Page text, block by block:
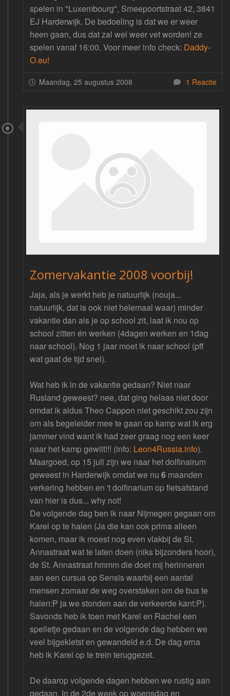
spelen in "Luxembourg", Smeepoortstraat 42, 3841
EJ Harderwijk. De bedoeling is dat we er weer
heen gaan, dus dat zal wel weer vet worden! ze
spelen vanaf 16:00. Voor meer info check: Daddy-
O.eu!
Maandag, 25 augustus 2008 1 Reactie
Zomervakantie 2008 voorbij!
Jaja, als je werkt heb je natuurlijk (nouja...
natuurlijk, dat is ook niet helemaal waar) minder
vakantie dan als je op school zit, laat ik nou op
school zitten én werken (4dagen werken en 1dag
naar school). Nog 1 jaar moet ik naar school (pff
wat gaat de tijd snel).
Wat heb ik in de vakantie gedaan? Niet naar
Rusland geweest? nee, dat ging helaas niet door
omdat ik aldus Theo Cappon niet geschikt zou zijn
om als begeleider mee te gaan op kamp wat ik erg
jammer vind want ik had zeer graag nog een keer
naar het kamp gewilt!!! (info: Leon4Russia.info).
Maargoed, op 15 juli zijn we naar het dolfinairum
geweest in Harderwijk omdat we nu 6 maanden
verkering hebben en 't dolfinarium op fietsafstand
van hier is dus... why not!
De volgende dag ben ik naar Nijmegen gegaan om
Karel op te halen (Ja die kan ook prima alleen
komen, maar ik moest nog even vlakbij de St.
Annastraat wat te laten doen (niks bijzonders hoor),
de St. Annastraat hmmm die doet mij herinneren
aan een cursus op Sensis waarbij een aantal
mensen zomaar de weg overstaken om de bus te
halen:P ja we stonden aan de verkeerde kant:P).
Savonds heb ik toen met Karel en Rachel een
spelletje gedaan en de volgende dag hebben we
veel bijgekletst en gewandeld e.d. De dag erna
heb ik Karel op te trein teruggezet.
De daarop volgende dagen hebben we rustig aan
gedaan. In de 2de week op woensdag en